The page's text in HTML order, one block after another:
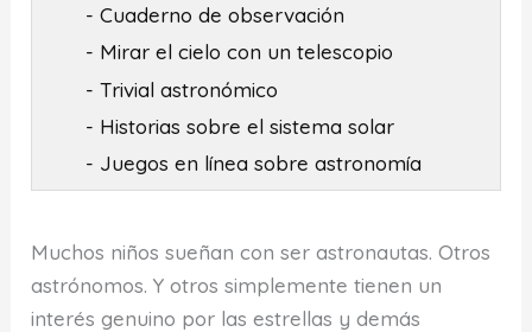
- Cuaderno de observación
- Mirar el cielo con un telescopio
- Trivial astronómico
- Historias sobre el sistema solar
- Juegos en línea sobre astronomía
Muchos niños sueñan con ser astronautas. Otros
astrónomos. Y otros simplemente tienen un
interés genuino por las estrellas y demás